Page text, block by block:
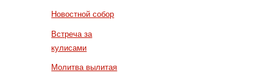
Новостной собор
Встреча за
кулисами
Молитва вылитая